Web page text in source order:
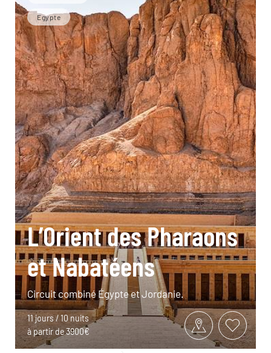
Egypte
L’Orient des Pharaons
et Nabatéens
Circuit combiné Égypte et Jordanie.
11 jours / 10 nuits
à partir de 3900€